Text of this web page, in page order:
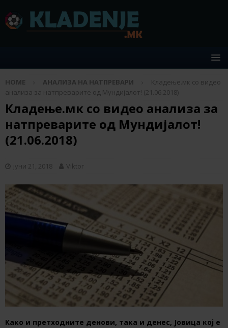
HOME АНАЛИЗА НА НАТПРЕВАРИ
Кладење.мк со видео
анализа за натпреварите од Мундијалот! (21.06.2018)
Кладење.мк со видео анализа за
натпреварите од Мундијалот!
(21.06.2018)
јуни 21, 2018 Viktor
Како и претходните денови, така и денес, Јовица кој е